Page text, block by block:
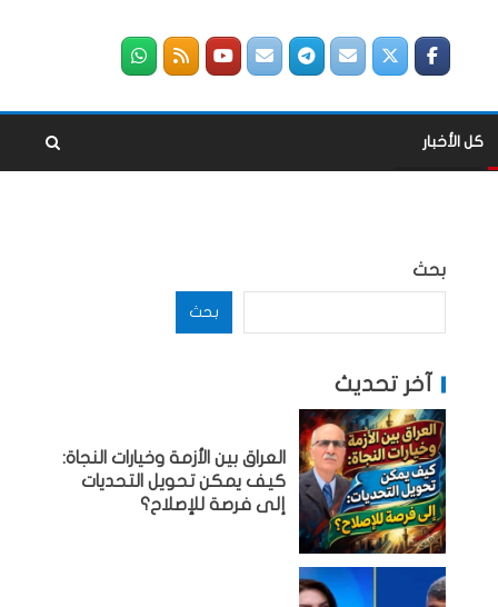
كل الأخبار
بحث
بحث
آخر تحديث
العراق بين الأزمة وخيارات النجاة:
كيف يمكن تحويل التحديات
إلى فرصة للإصلاح؟